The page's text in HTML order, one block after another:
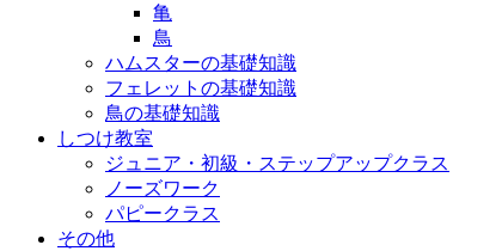
亀
鳥
ハムスターの基礎知識
フェレットの基礎知識
鳥の基礎知識
しつけ教室
ジュニア・初級・ステップアップクラス
ノーズワーク
パピークラス
その他